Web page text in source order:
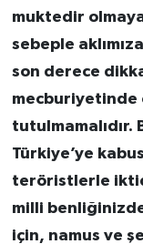
muktedir
sebeple
son derece
mecburiyetinde
tutulmamalıdır.
Türkiye’ye
teröristlerle
milli
için, namus ve